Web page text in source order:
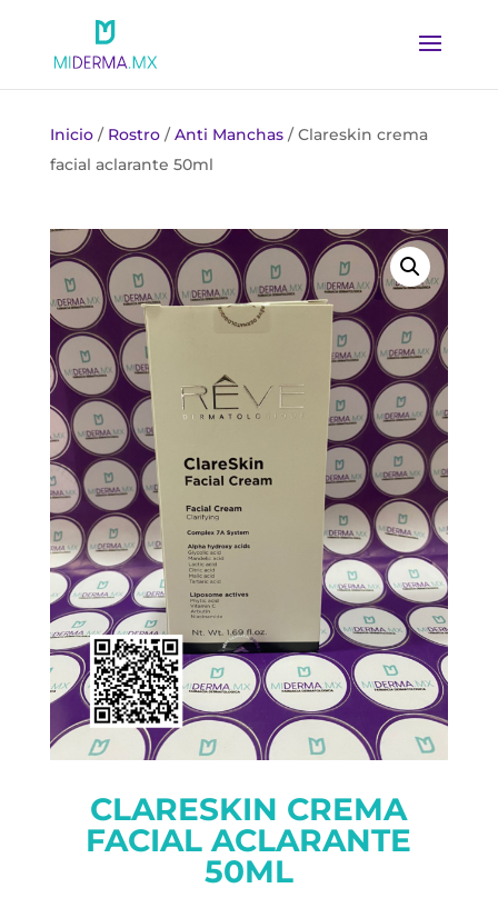
Inicio/ Rostro/Anti Manchas/ Clareskin crema
facial aclarante 50ml
CLARESKIN CREMA
FACIAL ACLARANTE
50ML